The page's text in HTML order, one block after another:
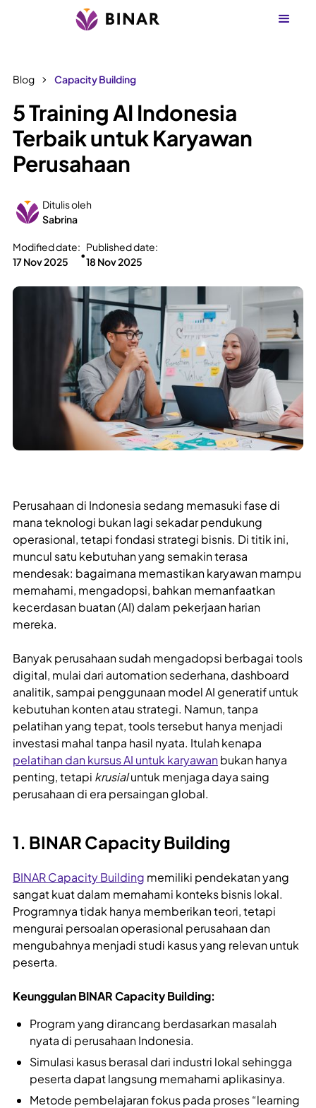
Blog Capacity Building
5 Training AI Indonesia
Terbaik untuk Karyawan
Perusahaan
Ditulis oleh
Sabrina
Modified date:
17 Nov 2025
•
Published date:
18 Nov 2025
Perusahaan di Indonesia sedang memasuki fase di
mana teknologi bukan lagi sekadar pendukung
operasional, tetapi fondasi strategi bisnis. Di titik ini,
muncul satu kebutuhan yang semakin terasa
mendesak: bagaimana memastikan karyawan mampu
memahami, mengadopsi, bahkan memanfaatkan
kecerdasan buatan (AI) dalam pekerjaan harian
mereka.
Banyak perusahaan sudah mengadopsi berbagai tools
digital, mulai dari automation sederhana, dashboard
analitik, sampai penggunaan model AI generatif untuk
kebutuhan konten atau strategi. Namun, tanpa
pelatihan yang tepat, tools tersebut hanya menjadi
investasi mahal tanpa hasil nyata. Itulah kenapa
pelatihan dan kursus AI untuk karyawanbukan hanya
penting, tetapi krusialuntuk menjaga daya saing
perusahaan di era persaingan global.
1. BINAR Capacity Building
BINAR Capacity Building memiliki pendekatan yang
sangat kuat dalam memahami konteks bisnis lokal.
Programnya tidak hanya memberikan teori, tetapi
mengurai persoalan operasional perusahaan dan
mengubahnya menjadi studi kasus yang relevan untuk
peserta.
Keunggulan BINAR Capacity Building:
Program yang dirancang berdasarkan masalah
nyata di perusahaan Indonesia.
Simulasi kasus berasal dari industri lokal sehingga
peserta dapat langsung memahami aplikasinya.
Metode pembelajaran fokus pada proses “learning